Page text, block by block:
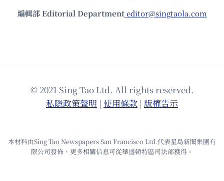
編輯部 Editorial Department editor@singtaola.com
© 2021 Sing Tao Ltd. All rights reserved.
私隱政策聲明 | 使⽤條款 | 版權告⽰
本材料由Sing Tao Newspapers San Francisco Ltd.代表星島新聞集團有
限公司發佈，更多相關信息可從華盛頓特區司法部獲得。